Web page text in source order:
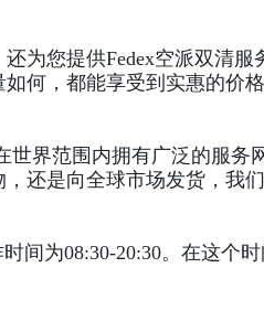
为您提供Fedex空派双清
何，都能享受到实惠的价格
界范围内拥有广泛的服
还是向全球市场发货，我
间为08:30-20:30。在这